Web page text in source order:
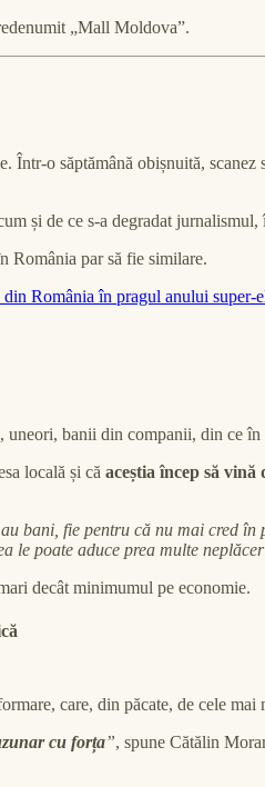
„Mall Moldova”.
o săptămână obișnuită,
și de ce s-a degradat
România par să fie similare.
din România în pragul anului super-
uneori, banii din companii, din ce în
locală și că aceștia încep să
bani, fie pentru că nu mai cred
le poate aduce prea multe
decât minimumul pe economie.
care, din păcate, de cele
cu forța”, spune Cătălin